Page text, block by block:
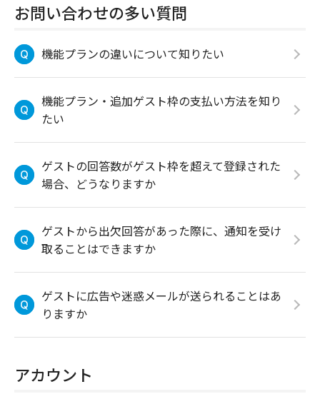
お問い合わせの多い質問
機能プランの違いについて知りたい
機能プラン・追加ゲスト枠の支払い方法を知り
たい
ゲストの回答数がゲスト枠を超えて登録された
場合、どうなりますか
ゲストから出欠回答があった際に、通知を受け
取ることはできますか
ゲストに広告や迷惑メールが送られることはあ
りますか
アカウント